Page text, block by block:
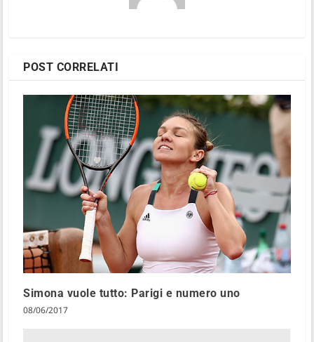
POST CORRELATI
Simona vuole tutto: Parigi e numero uno
08/06/2017